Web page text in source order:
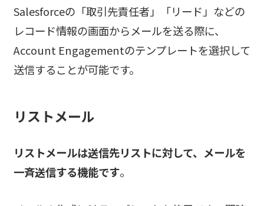
Salesforceの「取引先責任者」「リード」などの
レコード情報の画面からメールを送る際に、
Account Engagementのテンプレートを選択して
送信することが可能です。
リストメール
リストメールは送信先リストに対して、メールを
一斉送信する機能です。